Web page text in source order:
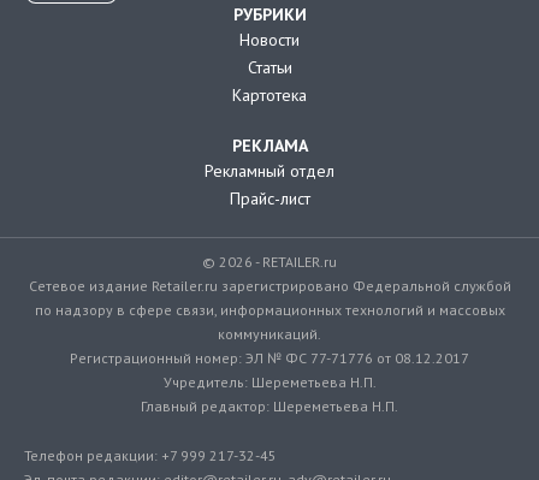
РУБРИКИ
Новости
Статьи
Картотека
РЕКЛАМА
Рекламный отдел
Прайс-лист
© 2026 - RETAILER.ru
Сетевое издание Retailer.ru зарегистрировано Федеральной службой
по надзору в сфере связи, информационных технологий и массовых
коммуникаций.
Регистрационный номер: ЭЛ № ФС 77-71776 от 08.12.2017
Учредитель: Шереметьева Н.П.
Главный редактор: Шереметьева Н.П.
Телефон редакции: +7 999 217-32-45